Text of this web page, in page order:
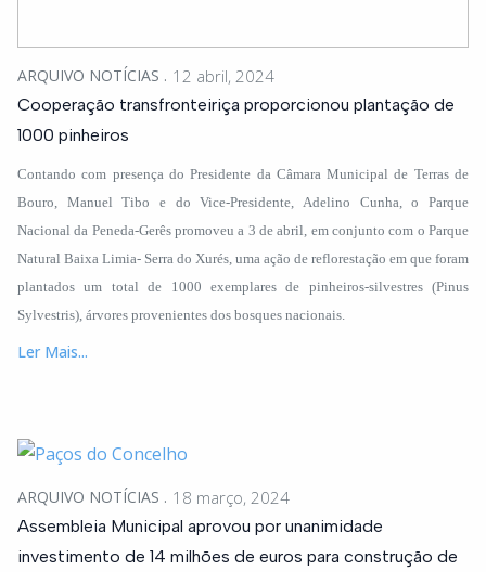
ARQUIVO NOTÍCIAS 12 abril, 2024
Cooperação transfronteiriça proporcionou plantação de
1000 pinheiros
Contando com presença do Presidente da Câmara Municipal de Terras de
Bouro, Manuel Tibo e do Vice-Presidente, Adelino Cunha, o Parque
Nacional da Peneda-Gerês promoveu a 3 de abril, em conjunto com o Parque
Natural Baixa Limia- Serra do Xurés, uma ação de reflorestação em que foram
plantados um total de 1000 exemplares de pinheiros-silvestres (Pinus
Sylvestris), árvores provenientes dos bosques nacionais.
Ler Mais...
ARQUIVO NOTÍCIAS 18 março, 2024
Assembleia Municipal aprovou por unanimidade
investimento de 14 milhões de euros para construção de